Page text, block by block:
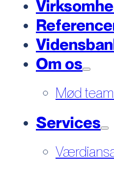
Om os
Mød
Services